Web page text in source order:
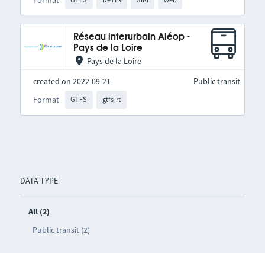
DATA TYPE
All (2)
Public transit (2)
Réseau interurbain Aléop -
Pays de la Loire
Pays de la Loire
created on 2022-09-21
Format
GTFS gtfs-rt
Public transit